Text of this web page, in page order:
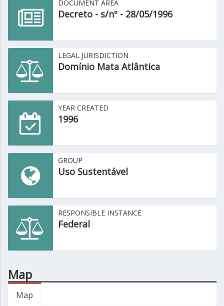
DOCUMENT AREA
Decreto - s/nº - 28/05/1996
LEGAL JURISDICTION
Domínio Mata Atlântica
YEAR CREATED
1996
GROUP
Uso Sustentável
RESPONSIBLE INSTANCE
Federal
Map
Map